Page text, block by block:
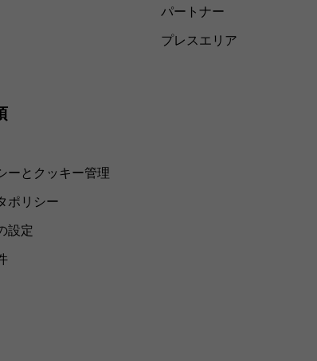
パートナー
プレスエリア
ーとクッキー管理
ポリシー
設定